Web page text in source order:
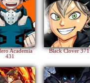
Academia
431
Black Clover 371